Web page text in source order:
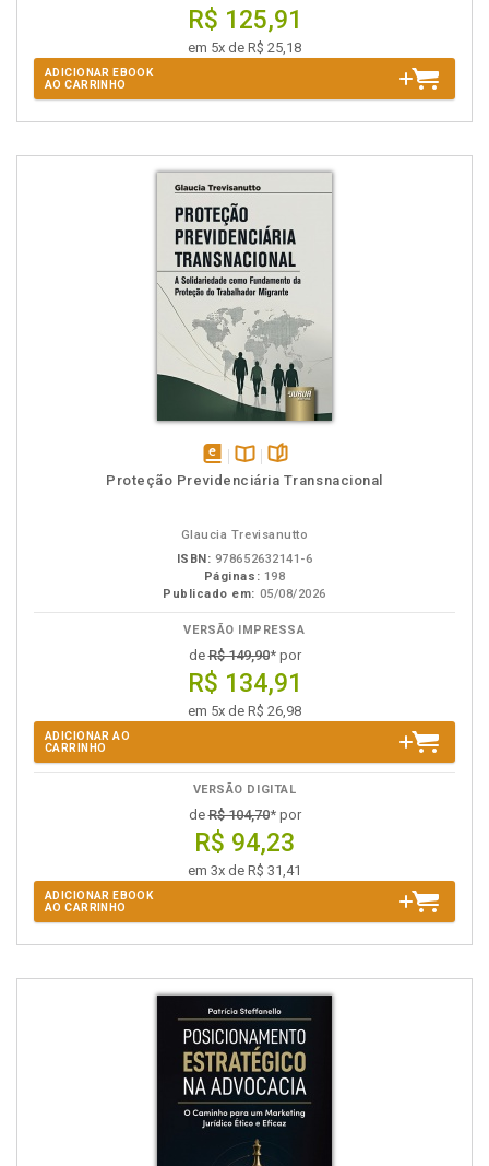
R$ 125,91
em 5x de R$ 25,18
ADICIONAR EBOOK
AO CARRINHO
disponívelDisponível
páginas
Proteção Previdenciária Transnacional
Glaucia Trevisanutto
ISBN: 978652632141-6
Páginas: 198
Publicado em: 05/08/2026
VERSÃO IMPRESSA
deR$ 149,90* por
R$ 134,91
em 5x de R$ 26,98
ADICIONAR AO
CARRINHO
VERSÃO DIGITAL
deR$ 104,70* por
R$ 94,23
em 3x de R$ 31,41
ADICIONAR EBOOK
AO CARRINHO